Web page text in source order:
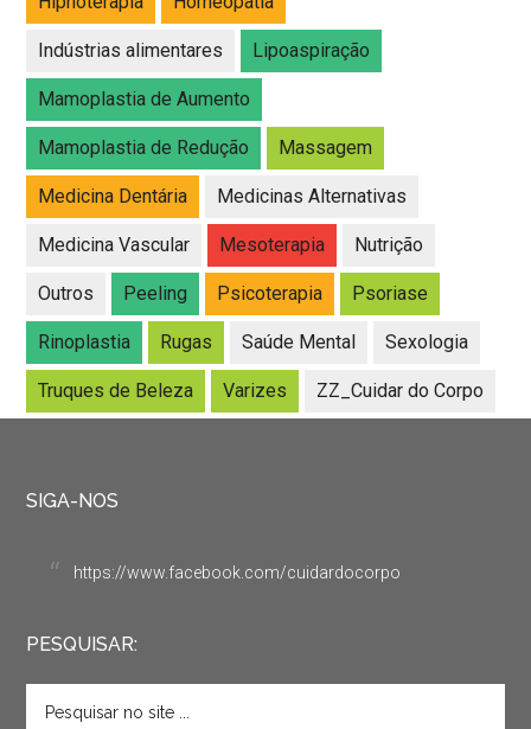
Indústrias alimentares Lipoaspiração
Mamoplastia de Aumento
Mamoplastia de Redução Massagem
Medicina Dentária Medicinas Alternativas
Medicina Vascular Mesoterapia Nutrição
Outros Peeling Psicoterapia Psoriase
Rinoplastia Rugas Saúde Mental Sexologia
Truques de Beleza Varizes ZZ_Cuidar do Corpo
SIGA-NOS
https://www.facebook.com/cuidardocorpo
PESQUISAR: